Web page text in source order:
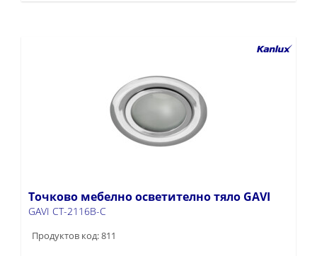
Точково мебелно осветително тяло GAVI
GAVI CT-2116B-C
Продуктов код: 811